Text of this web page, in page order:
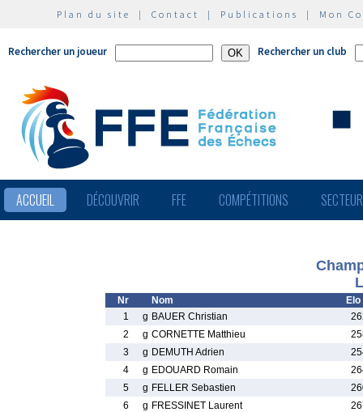
Plan du site | Contact | Publications | Mon
Rechercher un joueur Rechercher un club
ACCUEIL DÉCOUVRIR FFE COMPÉTITIONS
Nr Nom
Elo
1
g BAUER Christian
2
g CORNETTE Matthieu
3
g DEMUTH Adrien
4
g EDOUARD Romain
5
g FELLER Sebastien
6
g FRESSINET Laurent